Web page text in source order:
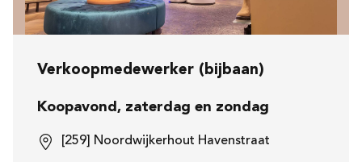
Verkoopmedewerker (bijbaan)
Koopavond, zaterdag en zondag
[259] Noordwijkerhout Havenstraat